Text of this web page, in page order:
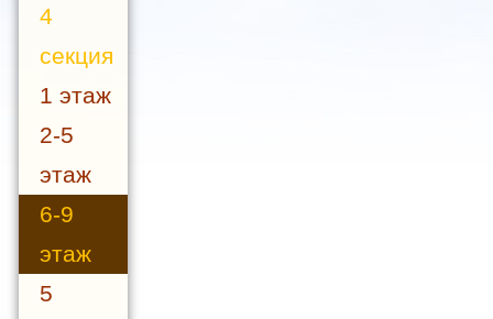
4
секция
1 этаж
2-5
этаж
6-9
этаж
5